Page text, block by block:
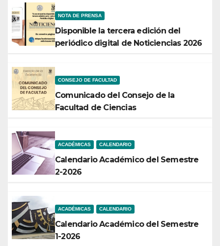
NOTA DE PRENSA
Disponible la tercera edición del
periódico digital de Noticiencias 2026
CONSEJO DE FACULTAD
Comunicado del Consejo de la
Facultad de Ciencias
ACADÉMICAS CALENDARIO
Calendario Académico del Semestre
2-2026
ACADÉMICAS CALENDARIO
Calendario Académico del Semestre
1-2026